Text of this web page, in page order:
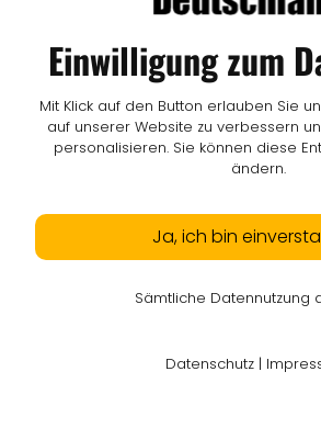
Einwilligung zum
Mit Klick auf den Button erlauben Sie
auf unserer Website zu verbessern
personalisieren. Sie können diese
ändern.
Ja, ich bin
Sämtliche Datennutzung
Datenschutz |